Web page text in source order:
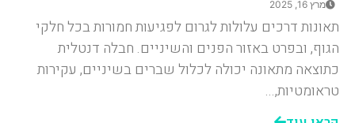
מרץ 16, 2025
תאונות דרכים עלולות לגרום לפגיעות חמורות בכל חלקי
הגוף, ובפרט באזור הפנים והשיניים. חבלה דנטלית
כתוצאה מתאונה יכולה לכלול שברים בשיניים, עקירות
טראומטיות,...